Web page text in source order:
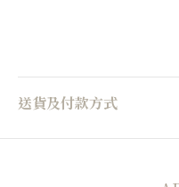
送貨及付款方式